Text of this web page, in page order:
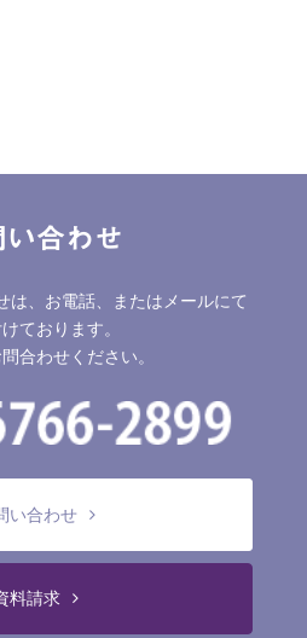
い合わせ
は、お電話、またはメールにて
ております。
合わせください。
い合わせ
料請求